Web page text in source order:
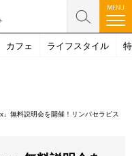
カフェ ライフスタイル
」無料説明会を開催！リンパセラピス